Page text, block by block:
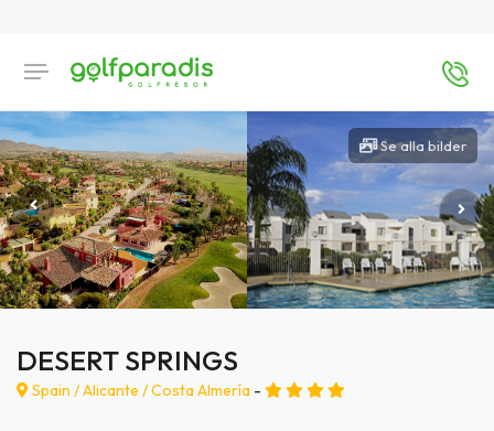
Se alla bilder
DESERT SPRINGS
Spain /Alicante /Costa Almería -